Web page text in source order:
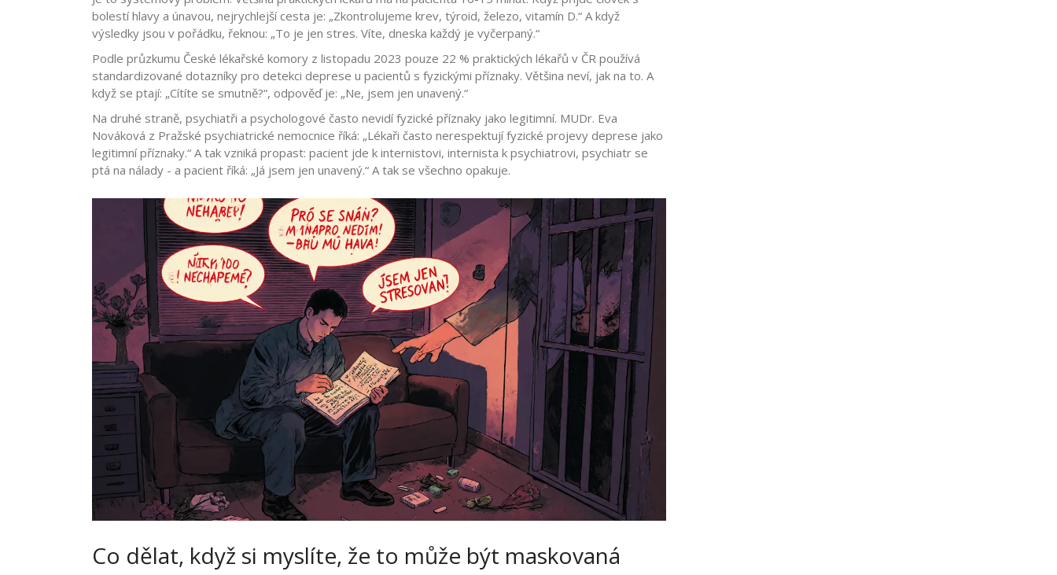
bolestí hlavy a únavou, nejrychlejší cesta je: „Zkontrolujeme krev, týroid, železo, vitamín D.“ A když
výsledky jsou v pořádku, řeknou: „To je jen stres. Víte, dneska každý je vyčerpaný.“
Podle průzkumu České lékařské komory z listopadu 2023 pouze 22 % praktických lékařů v ČR používá
standardizované dotazníky pro detekci deprese u pacientů s fyzickými příznaky. Většina neví, jak na to. A
když se ptají: „Cítíte se smutně?“, odpověď je: „Ne, jsem jen unavený.“
Na druhé straně, psychiatři a psychologové často nevidí fyzické příznaky jako legitimní. MUDr. Eva
Nováková z Pražské psychiatrické nemocnice říká: „Lékaři často nerespektují fyzické projevy deprese jako
legitimní příznaky.“ A tak vzniká propast: pacient jde k internistovi, internista k psychiatrovi, psychiatr se
ptá na nálady - a pacient říká: „Já jsem jen unavený.“ A tak se všechno opakuje.
Co dělat, když si myslíte, že to může být maskovaná